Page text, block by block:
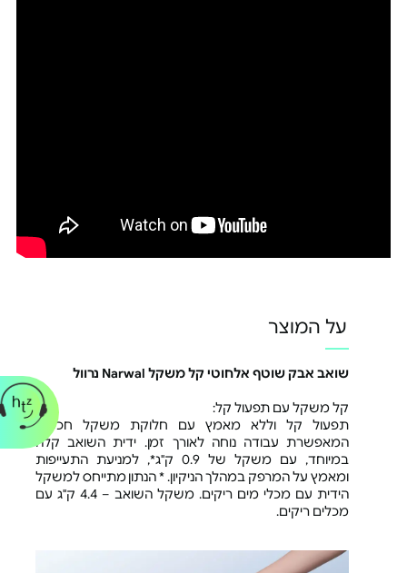
על המוצר
שואב אבק שוטף אלחוטי קל משקל Narwal נרוול
קל משקל עם תפעול קל:
תפעול קל וללא מאמץ עם חלוקת משקל חכמה,
המאפשרת עבודה נוחה לאורך זמן. ידית השואב קלה
במיוחד, עם משקל של 0.9 ק"ג*, למניעת התעייפות
ומאמץ על המרפק במהלך הניקיון. * הנתון מתייחס למשקל
הידית עם מכלי מים ריקים. משקל השואב – 4.4 ק"ג עם
מכלים ריקים.